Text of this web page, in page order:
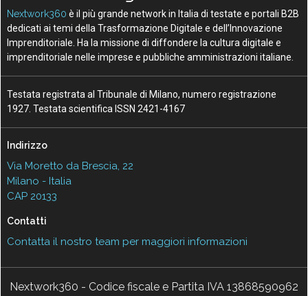
Nextwork360 è il più grande network in Italia di testate e portali B2B
dedicati ai temi della Trasformazione Digitale e dell’Innovazione
Imprenditoriale. Ha la missione di diffondere la cultura digitale e
imprenditoriale nelle imprese e pubbliche amministrazioni italiane.
Testata registrata al Tribunale di Milano, numero registrazione
1927. Testata scientifica ISSN 2421-4167
Indirizzo
Via Moretto da Brescia, 22
Milano - Italia
CAP 20133
Contatti
Contatta il nostro team per maggiori informazioni
Nextwork360 - Codice fiscale e Partita IVA 13868590962